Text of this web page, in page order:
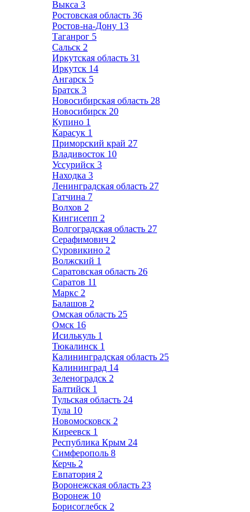
Выкса 3
Ростовская область 36
Ростов-на-Дону 13
Таганрог 5
Сальск 2
Иркутская область 31
Иркутск 14
Ангарск 5
Братск 3
Новосибирская область 28
Новосибирск 20
Купино 1
Карасук 1
Приморский край 27
Владивосток 10
Уссурийск 3
Находка 3
Ленинградская область 27
Гатчина 7
Волхов 2
Кингисепп 2
Волгоградская область 27
Серафимович 2
Суровикино 2
Волжский 1
Саратовская область 26
Саратов 11
Маркс 2
Балашов 2
Омская область 25
Омск 16
Исилькуль 1
Тюкалинск 1
Калининградская область 25
Калининград 14
Зеленоградск 2
Балтийск 1
Тульская область 24
Тула 10
Новомосковск 2
Киреевск 1
Республика Крым 24
Симферополь 8
Керчь 2
Евпатория 2
Воронежская область 23
Воронеж 10
Борисоглебск 2